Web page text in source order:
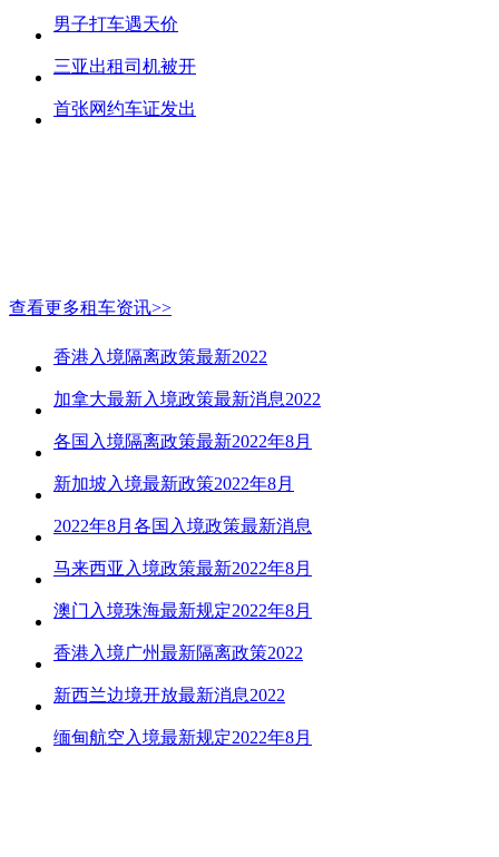
男子打车遇天价
三亚出租司机被开
首张网约车证发出
查看更多租车资讯>>
香港入境隔离政策最新2022
加拿大最新入境政策最新消息2022
各国入境隔离政策最新2022年8月
新加坡入境最新政策2022年8月
2022年8月各国入境政策最新消息
马来西亚入境政策最新2022年8月
澳门入境珠海最新规定2022年8月
香港入境广州最新隔离政策2022
新西兰边境开放最新消息2022
缅甸航空入境最新规定2022年8月